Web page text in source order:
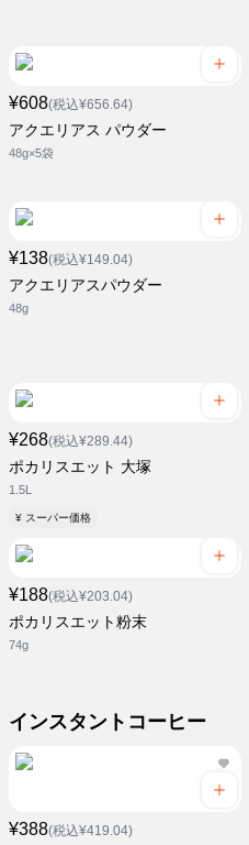
¥608(税込¥656.64)
アクエリアス パウダー
48g×5袋
¥138(税込¥149.04)
アクエリアスパウダー
48g
¥268(税込¥289.44)
ポカリスエット 大塚
1.5L
¥ スーパー価格
¥188(税込¥203.04)
ポカリスエット粉末
74g
インスタントコーヒー
¥388(税込¥419.04)